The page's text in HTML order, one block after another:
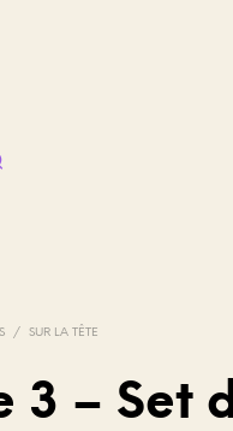
/ SUR LA TÊTE
3 – Set